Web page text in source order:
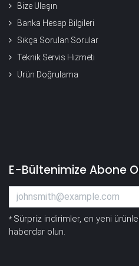
Bize Ulaşın
Banka Hesap Bilgileri
Sıkça Sorulan Sorular
Teknik Servis Hizmeti
Ürün Doğrulama
E-Bültenimize Abone
* Sürpriz indirimler, en yeni
haberdar olun.